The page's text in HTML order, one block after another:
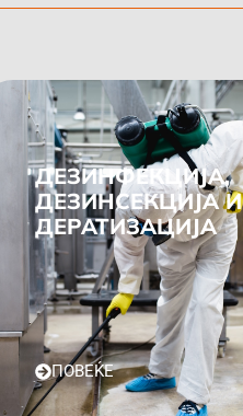
ДЕЗИНФЕКЦИЈА,
ДЕЗИНСЕКЦИЈА И
ДЕРАТИЗАЦИЈА
ПОВЕЌЕ